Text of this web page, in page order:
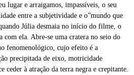
lugar e arraigamos, impassíveis, o seu
entre a subjetividade e o”mundo que
Júlia desmaia no início do filme, o
ela. Abre-se uma cratera no seio do
fenomenológico, cujo efeito é a
precipitada de eixo, motricidade
ceder à atração da terra negra e crepitante.